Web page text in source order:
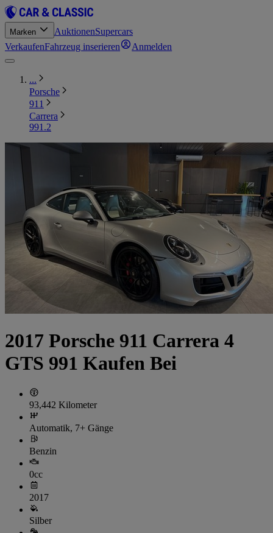
Marken AuktionenSupercars
VerkaufenFahrzeug inserieren Anmelden
...
Porsche
911
Carrera
991.2
2017 Porsche 911 Carrera 4
GTS 991 Kaufen Bei
93,442 Kilometer
Automatik, 7+ Gänge
Benzin
0cc
2017
Silber